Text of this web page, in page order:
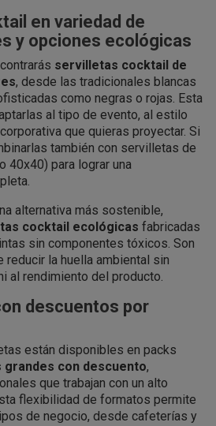
en variedad de
y opciones ecológicas
servilletas cocktail de
, desde las tradicionales blancas
como negras o rojas. Esta
al tipo de evento, al estilo
que quieras proyectar. Si
también con servilletas de
40x40) para lograr una
alternativa más sostenible,
cocktail ecológicas fabricadas
sin componentes tóxicos. Son
reducir la huella ambiental sin
al rendimiento del producto.
descuentos por
están disponibles en packs
grandes con descuento,
que trabajan con un alto
flexibilidad de formatos permite
de negocio, desde cafeterías y